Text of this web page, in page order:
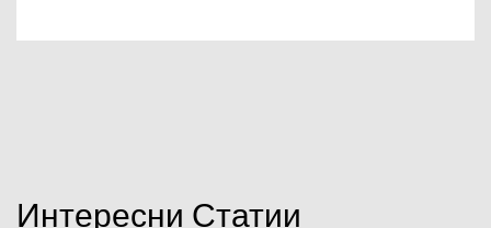
Интересни Статии